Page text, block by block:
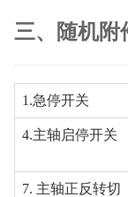
三、随机附
1.急停开关
4.主轴启停开关
7. 主轴正反转切